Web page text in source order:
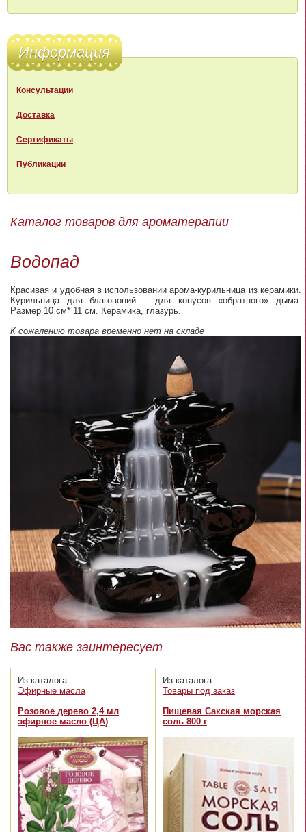
Информация
Консультации
Доставка
Сертификаты
Публикации
Каталог товаров для ароматерапии
Водопад
Красивая и удобная в использовании арома-курильница из керамики.
Курильница для благовоний – для конусов «обратного» дыма.
Размер 10 см* 11 см. Керамика, глазурь.
К сожалению товара временно нет на складе
Вас также заинтересует
Из каталога
Эфирные масла
Розовое дерево 2,4 мл
эфирное масло (ЦА)
Из каталога
Товары под заказ
Пищевая Сакская морская
соль 800 г